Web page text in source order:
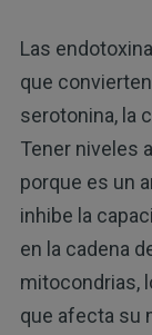
Las
que
serotonina, la
Tener niveles
porque es un
inhibe la
en la cadena
mitocondrias,
que afecta su